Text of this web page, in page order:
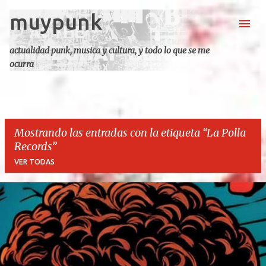
Ir al contenido principal
muypunk
actualidad punk, musica y cultura, y todo lo que se me
ocurra
Mostrando las entradas con la etiqueta La Polla
Records
VER TODAS
E
t
r